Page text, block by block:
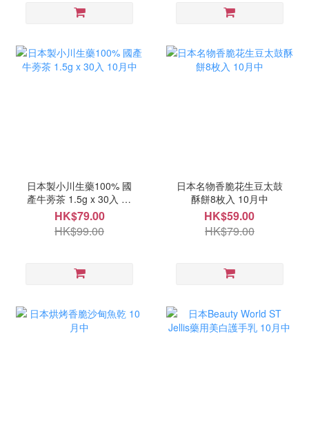
日本製小川生藥100% 國
產牛蒡茶 1.5g x 30入 10
月中
HK$79.00
HK$99.00
日本名物香脆花生豆太鼓
酥餅8枚入 10月中
HK$59.00
HK$79.00